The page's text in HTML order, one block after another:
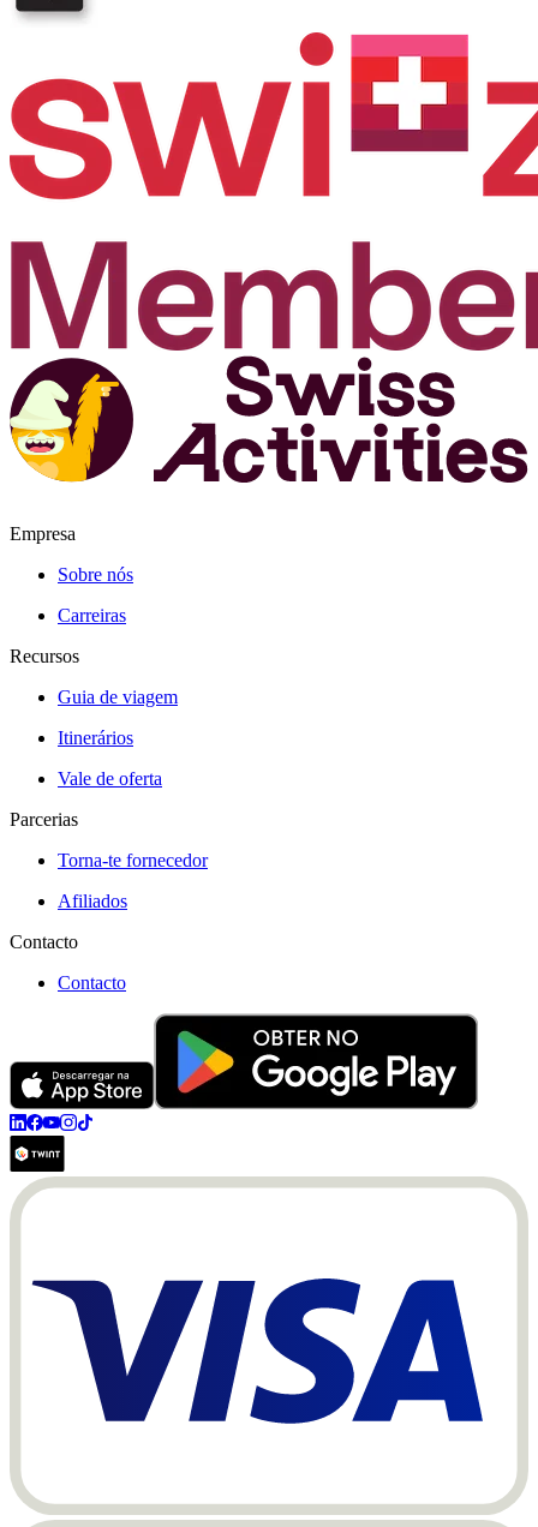
Empresa
Sobre nós
Carreiras
Recursos
Guia de viagem
Itinerários
Vale de oferta
Parcerias
Torna-te fornecedor
Afiliados
Contacto
Contacto